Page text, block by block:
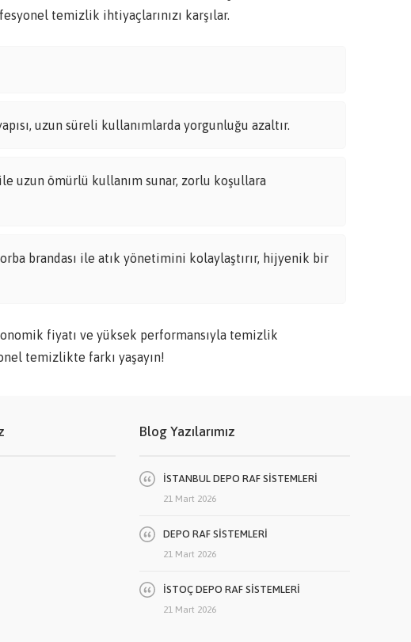
temizlik ihtiyaçlarınızı karşılar.
uzun süreli kullanımlarda yorgunluğu azaltır.
uzun ömürlü kullanım sunar, zorlu koşullara
brandası ile atık yönetimini kolaylaştırır, hijyenik bir
fiyatı ve yüksek performansıyla temizlik
temizlikte farkı yaşayın!
Blog Yazılarımız
İSTANBUL DEPO RAF SİSTEMLERİ
21 Mart 2026
DEPO RAF SİSTEMLERİ
21 Mart 2026
İSTOÇ DEPO RAF SİSTEMLERİ
21 Mart 2026